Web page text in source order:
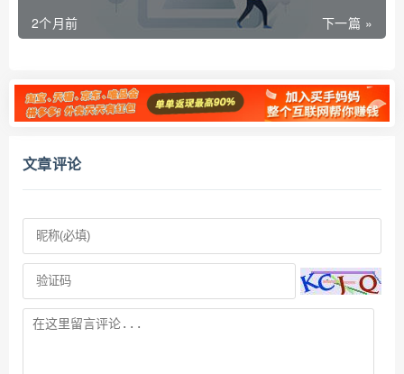
下一篇 »
2个月前
文章评论